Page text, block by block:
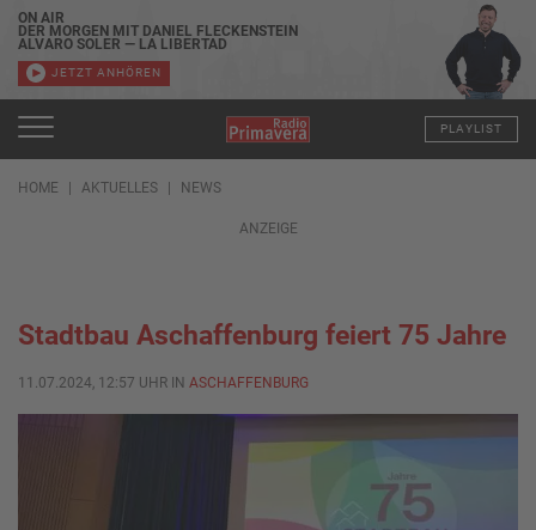
ON AIR
DER MORGEN MIT DANIEL FLECKENSTEIN
ALVARO SOLER — LA LIBERTAD
JETZT ANHÖREN
PLAYLIST
HOME AKTUELLES NEWS
ANZEIGE
Stadtbau Aschaffenburg feiert 75 Jahre
11.07.2024, 12:57 UHR IN ASCHAFFENBURG